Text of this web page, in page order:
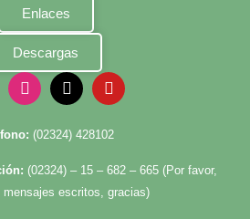
Enlaces
Descargas
(02324) 428102
(02324) – 15 – 682 – 665 (Por favor,
mensajes escritos, gracias)